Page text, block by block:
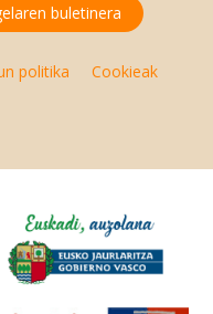
buletinera
politika
Cookieak